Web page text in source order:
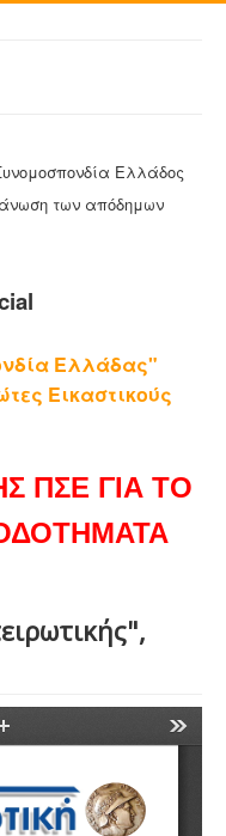
Ελλάδος
των απόδημων
Ελλάδας"
Εικαστικούς
ΠΣΕ ΓΙΑ ΤΟ